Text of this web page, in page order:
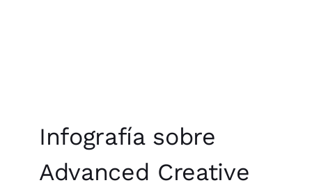
Infografía sobre
Advanced Creative